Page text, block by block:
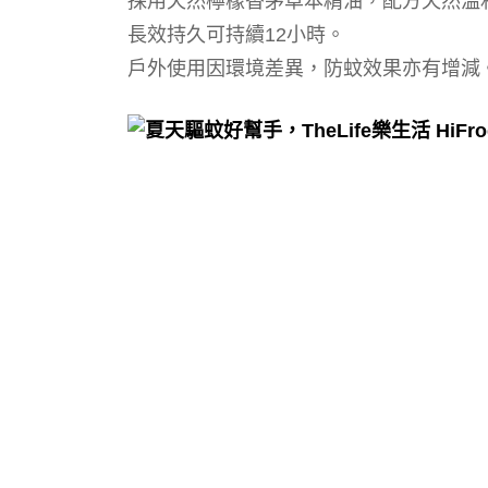
長效持久可持續12小時。
戶外使用因環境差異，防蚊效果亦有增減